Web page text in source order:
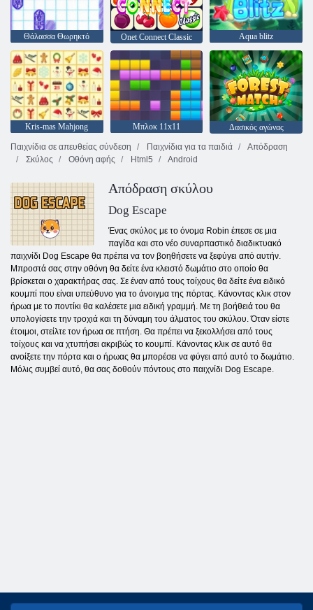
Θάλασσα Θωρηκτό Onet Connect Classic Aqua blitz
Kris-mas Mahjong Μπλοκ 11x11
Δασικός αγώνας
Παιχνίδια σε απευθείας σύνδεση
Παιχνίδια για τα παιδιά
Απόδραση
Σκύλος
Οθόνη αφής Html5 Android
Απόδραση σκύλου
Dog Escape
Ένας σκύλος με το όνομα Robin έπεσε σε μια
παγίδα και στο νέο συναρπαστικό διαδικτυακό
παιχνίδι Dog Escape θα πρέπει να τον βοηθήσετε να ξεφύγει από αυτήν.
Μπροστά σας στην οθόνη θα δείτε ένα κλειστό δωμάτιο στο οποίο θα
βρίσκεται ο χαρακτήρας σας. Σε έναν από τους τοίχους θα δείτε ένα ειδικό
κουμπί που είναι υπεύθυνο για το άνοιγμα της πόρτας. Κάνοντας κλικ στον
ήρωα με το ποντίκι θα καλέσετε μια ειδική γραμμή. Με τη βοήθειά του θα
υπολογίσετε την τροχιά και τη δύναμη του άλματος του σκύλου. Όταν είστε
έτοιμοι, στείλτε τον ήρωα σε πτήση. Θα πρέπει να ξεκολλήσει από τους
τοίχους και να χτυπήσει ακριβώς το κουμπί. Κάνοντας κλικ σε αυτό θα
ανοίξετε την πόρτα και ο ήρωας θα μπορέσει να φύγει από αυτό το δωμάτιο.
Μόλις συμβεί αυτό, θα σας δοθούν πόντους στο παιχνίδι Dog Escape.